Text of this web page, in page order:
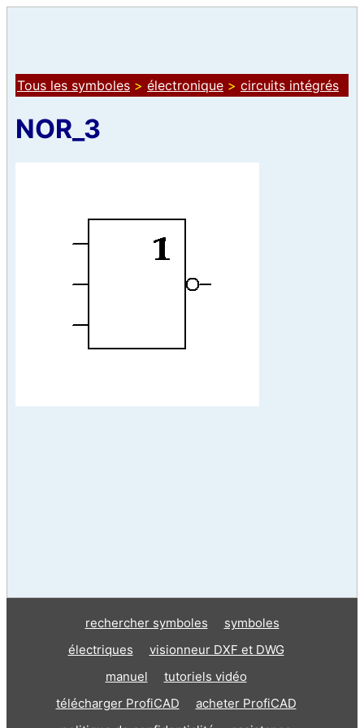
Tous les symboles > électronique > circuits intégrés
NOR_3
rechercher symboles
symboles
électriques
visionneur DXF et DWG
manuel
tutoriels vidéo
télécharger ProfiCAD
acheter ProfiCAD